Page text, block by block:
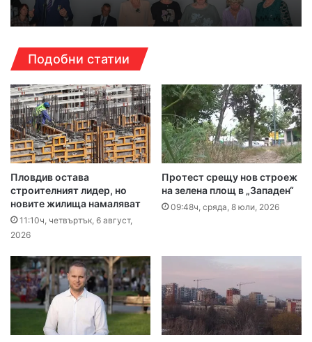
Подобни статии
Пловдив остава
строителният лидер, но
новите жилища намаляват
11:10ч, четвъртък, 6 август,
2026
Протест срещу нов строеж
на зелена площ в „Западен“
09:48ч, сряда, 8 юли, 2026